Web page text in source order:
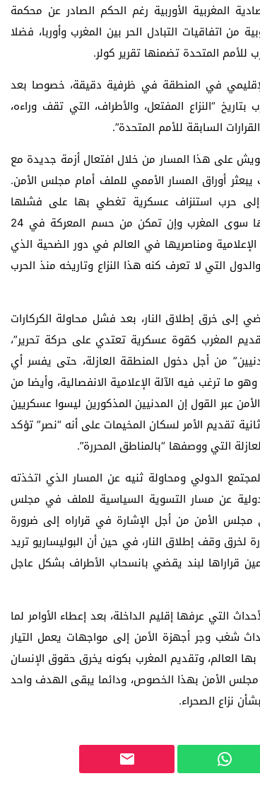
المغربية الأوربية رغم الحكم الصادر عن محكمة
من اتفاقيات التبادل الحر بين المغرب وأوربا، فضلا
المتحدة تضمنها تقرير كولر.
في المنطقة في ظرفية دقيقة، خصوصا بعد
“النزاع المفتعل، والأطراف، التي تقف وراءه،
السابقة للأمم المتحدة”.
على هذا المسار من خلال افتعال أزمة جديدة مع
أوراق المسار الأممي للملف أمام مجلس الأمن.
حرب استنزاف عسكرية تغطي بها على فشلها
الدبلوماسي، وهي حرب لن يكون الخاسر فيها سوى المغرب وإن تمكن من حسم المعركة في 24
ومناصريها في العالم في دور الضحية الذي
التي لا تعرف كنه هذا النزاع وتاريخه منذ الحرب
إلى خرق إطلاق النار، بعد فشل محاولة الكركارات
المغرب كقوة عسكرية تعتدي على حركة تحرير”،
من أجل دخول المنطقة العازلة، حتى يفسر أي
ما ترغب فيه الآلة الإعلامية الانفصالية، وأيضا من
عبر القول إن المدنيين المذكورين ليسوا عسكريين
تقديم الأمر لسكان المخيمات على أنه “نصر” تؤكد
التي ووصفها “بالمناطق المحررة”.
الدولي ومحاولة ثنيه عن المسار الذي اتخذته
عن مسار التسوية السياسية للملف في مجلس
الأمن من أجل الإشارة في قراراه إلى ضرورة
لخرق وقف إطلاق النار، في حين أن البوليساريو تريد
قراراها لبند يقضي بانسحاب الأطراف بشكل عاجل
التي عرفها إقليم الداخلة، بعد إعطاء الأوامر لما
شغب وجر أجهزة الأمن إلى مواجهات يعمل التيار
وتقديم المغرب بكونه يخرق حقوق الإنسان
الأمن بهذا الخصوص، ودائما يبقى الهدف واحد
نزاع الصحراء.